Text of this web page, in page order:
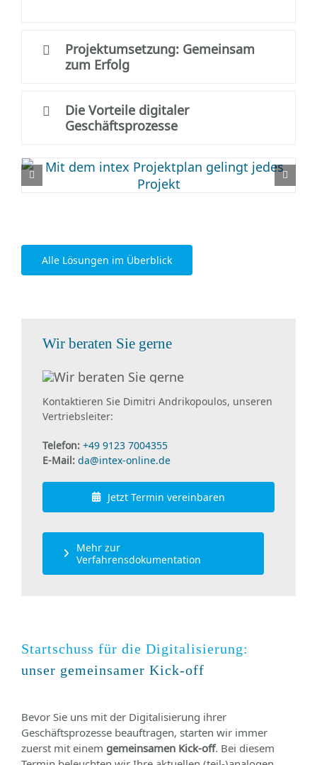
Projektumsetzung: Gemeinsam
zum Erfolg
Die Vorteile digitaler
Geschäftsprozesse
Alle Lösungen im Überblick
Wir beraten Sie gerne
Kontaktieren Sie Dimitri Andrikopoulos, unseren
Vertriebsleiter:
Telefon: +49 9123 7004355
E-Mail: da@intex-online.de
Jetzt Termin vereinbaren
Mehr zur
Verfahrensdokumentation
Startschuss für die Digitalisierung:
unser gemeinsamer Kick-off
Bevor Sie uns mit der Digitalisierung ihrer
Geschäftsprozesse beauftragen, starten wir immer
zuerst mit einem gemeinsamen Kick-off. Bei diesem